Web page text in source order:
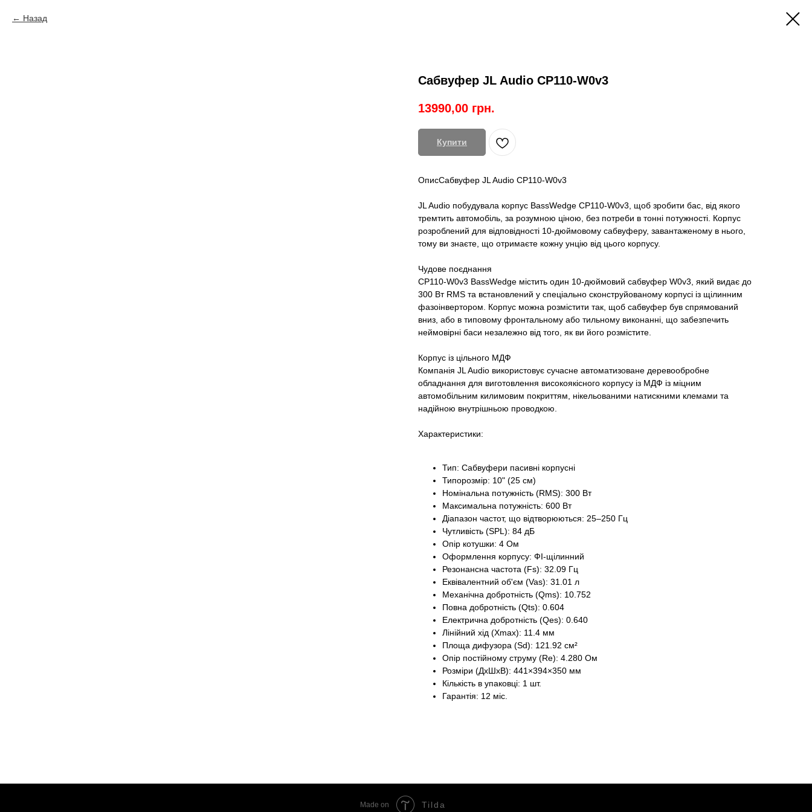
Назад
Сабвуфер JL Audio CP110-W0v3
13990,00 грн.
Купити
ОписСабвуфер JL Audio CP110-W0v3
JL Audio побудувала корпус BassWedge CP110-W0v3, щоб зробити бас, від якого
тремтить автомобіль, за розумною ціною, без потреби в тонні потужності. Корпус
розроблений для відповідності 10-дюймовому сабвуферу, завантаженому в нього,
тому ви знаєте, що отримаєте кожну унцію від цього корпусу.
Чудове поєднання
CP110-W0v3 BassWedge містить один 10-дюймовий сабвуфер W0v3, який видає до
300 Вт RMS та встановлений у спеціально сконструйованому корпусі із щілинним
фазоінвертором. Корпус можна розмістити так, щоб сабвуфер був спрямований
вниз, або в типовому фронтальному або тильному виконанні, що забезпечить
неймовірні баси незалежно від того, як ви його розмістите.
Корпус із цільного МДФ
Компанія JL Audio використовує сучасне автоматизоване деревообробне
обладнання для виготовлення високоякісного корпусу із МДФ із міцним
автомобільним килимовим покриттям, нікельованими натискними клемами та
надійною внутрішньою проводкою.
Характеристики:
Тип: Сабвуфери пасивні корпусні
Типорозмір: 10" (25 см)
Номінальна потужність (RMS): 300 Вт
Максимальна потужність: 600 Вт
Діапазон частот, що відтворюються: 25–250 Гц
Чутливість (SPL): 84 дБ
Опір котушки: 4 Ом
Оформлення корпусу: ФІ-щілинний
Резонансна частота (Fs): 32.09 Гц
Еквівалентний об'єм (Vas): 31.01 л
Механічна добротність (Qms): 10.752
Повна добротність (Qts): 0.604
Електрична добротність (Qes): 0.640
Лінійний хід (Xmax): 11.4 мм
Площа дифузора (Sd): 121.92 см²
Опір постійному струму (Re): 4.280 Ом
Розміри (ДxШxВ): 441×394×350 мм
Кількість в упаковці: 1 шт.
Гарантія: 12 міс.
Made on Tilda